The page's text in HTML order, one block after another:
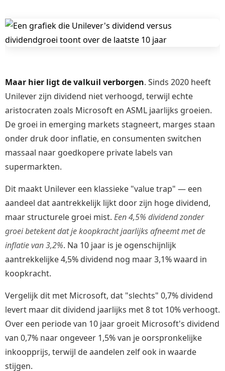
Maar hier ligt de valkuil verborgen. Sinds 2020 heeft
Unilever zijn dividend niet verhoogd, terwijl echte
aristocraten zoals Microsoft en ASML jaarlijks groeien.
De groei in emerging markets stagneert, marges staan
onder druk door inflatie, en consumenten switchen
massaal naar goedkopere private labels van
supermarkten.
Dit maakt Unilever een klassieke "value trap" — een
aandeel dat aantrekkelijk lijkt door zijn hoge dividend,
maar structurele groei mist. Een 4,5% dividend zonder
groei betekent dat je koopkracht jaarlijks afneemt met de
inflatie van 3,2%. Na 10 jaar is je ogenschijnlijk
aantrekkelijke 4,5% dividend nog maar 3,1% waard in
koopkracht.
Vergelijk dit met Microsoft, dat "slechts" 0,7% dividend
levert maar dit dividend jaarlijks met 8 tot 10% verhoogt.
Over een periode van 10 jaar groeit Microsoft's dividend
van 0,7% naar ongeveer 1,5% van je oorspronkelijke
inkoopprijs, terwijl de aandelen zelf ook in waarde
stijgen.